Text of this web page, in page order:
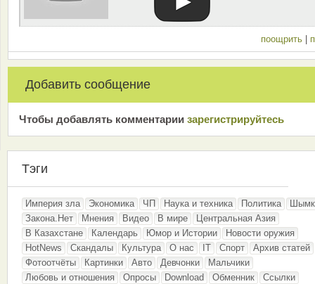
поощрить
Добавить сообщение
Чтобы добавлять комментарии зарeгиcтрирyйтeсь
Тэги
Империя зла Экономика ЧП Наука и техника Политика
Закона.Нет
Мнения Видео В мире
Центральная Азия
В Казахстане
Календарь Юмор и Истории
Новости оружия
HotNews
Скандалы Культура О нас IT Спорт
Архив статей
Фотоотчёты
Картинки Авто Девчонки
Мальчики
Любовь и отношения
Опросы Download Обменник
Ссылки